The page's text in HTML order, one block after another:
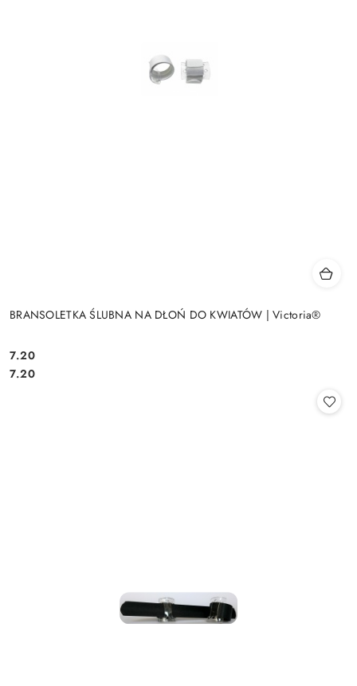
BRANSOLETKA ŚLUBNA NA DŁOŃ DO KWIATÓW | Victoria®
Cena:
7.20
Cena:
7.20